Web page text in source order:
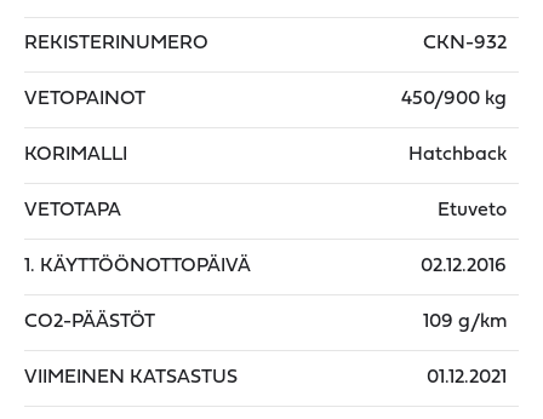
REKISTERINUMERO CKN-932
VETOPAINOT 450/900 kg
KORIMALLI Hatchback
VETOTAPA Etuveto
1. KÄYTTÖÖNOTTOPÄIVÄ 02.12.2016
CO2-PÄÄSTÖT 109 g/km
VIIMEINEN KATSASTUS 01.12.2021